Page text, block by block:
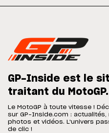
GP-Inside est le
traitant du MotoGP.
Le MotoGP à toute vitesse !
sur GP-Inside.com : actualités,
photos et vidéos. L'univers
de clic !